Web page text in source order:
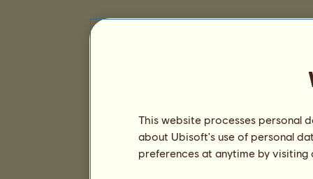
This website processes personal
about Ubisoft's use of personal
preferences at anytime by